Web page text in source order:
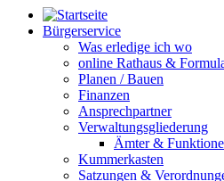
Bürgerservice
Was erledige ich wo
online Rathaus &
Planen / Bauen
Finanzen
Ansprechpartner
Verwaltungsgliederung
Ämter &
Kummerkasten
Satzungen &